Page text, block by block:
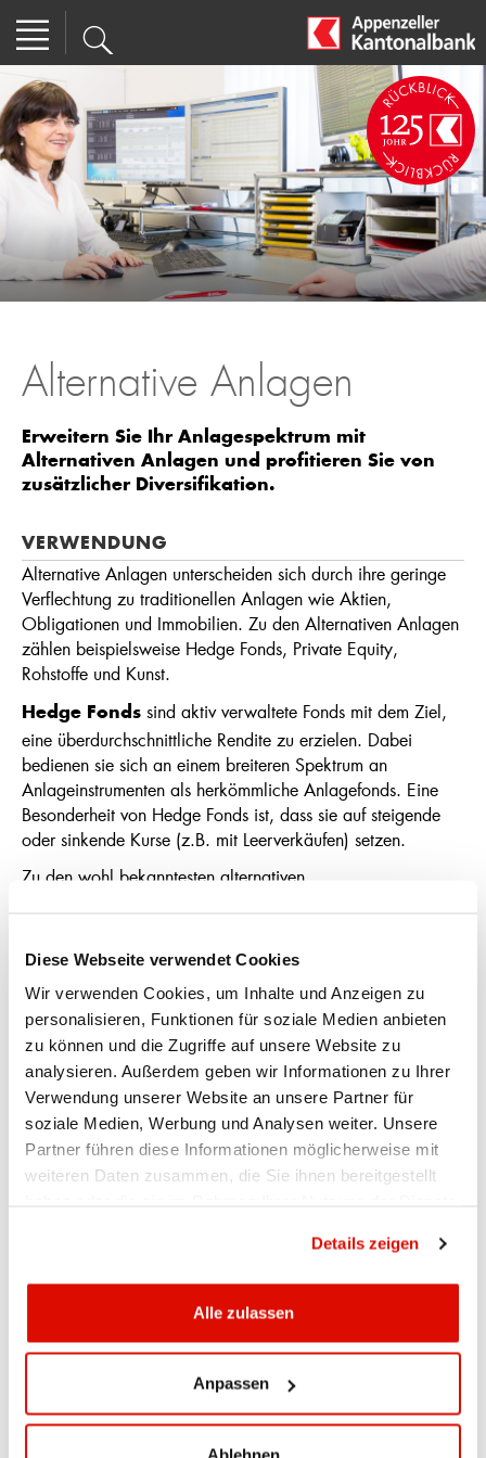
Diese Webseite verwendet Cookies
Wir verwenden Cookies, um Inhalte und Anzeigen zu
personalisieren, Funktionen für soziale Medien anbieten
zu können und die Zugriffe auf unsere Website zu
analysieren. Außerdem geben wir Informationen zu Ihrer
Verwendung unserer Website an unsere Partner für
soziale Medien, Werbung und Analysen weiter. Unsere
Partner führen diese Informationen möglicherweise mit
weiteren Daten zusammen, die Sie ihnen bereitgestellt
Details zeigen
Alle zulassen
Anpassen
Ablehnen
Alternative Anlagen
Erweitern Sie Ihr Anlagespektrum mit
Alternativen Anlagen und profitieren Sie von
zusätzlicher Diversifikation.
VERWENDUNG
Alternative Anlagen unterscheiden sich durch ihre geringe
Verflechtung zu traditionellen Anlagen wie Aktien,
Obligationen und Immobilien. Zu den Alternativen Anlagen
zählen beispielsweise Hedge Fonds, Private Equity,
Rohstoffe und Kunst.
Hedge Fonds sind aktiv verwaltete Fonds mit dem Ziel,
eine überdurchschnittliche Rendite zu erzielen. Dabei
bedienen sie sich an einem breiteren Spektrum an
Anlageinstrumenten als herkömmliche Anlagefonds. Eine
Besonderheit von Hedge Fonds ist, dass sie auf steigende
oder sinkende Kurse (z.B. mit Leerverkäufen) setzen.
Zu den wohl bekanntesten alternativen
und Weizen gezählt. Anleger können mittels Exchange
Rohstoffmärkten partizipieren.
VORTEILE
Breitere Streuung des Risikos
Von den globalen Wachstumsaussichten profitieren
In reale, physisch unverarbeitete Vermögenswerte
investieren
. Die enthaltenen Angaben dienen
vertraglichen Beziehung mitgeteilt und begründen kein Vertragsverhältnis zur
Bank. Die Informationen stellen keine Aufforderung oder Empfehlung bzw. kein
verbindliches Angebot zur Beanspruchung einer Dienstleistung, zum Kauf oder